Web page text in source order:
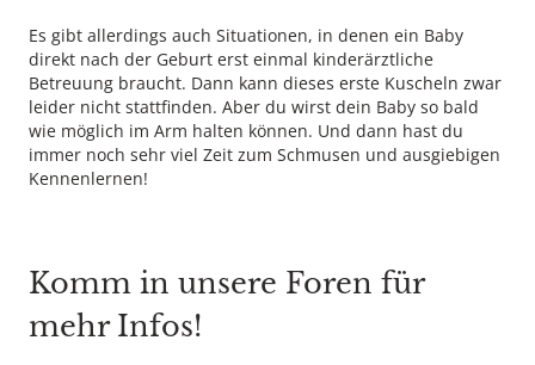
Es gibt allerdings auch Situationen, in denen ein Baby
direkt nach der Geburt erst einmal kinderärztliche
Betreuung braucht. Dann kann dieses erste Kuscheln zwar
leider nicht stattfinden. Aber du wirst dein Baby so bald
wie möglich im Arm halten können. Und dann hast du
immer noch sehr viel Zeit zum Schmusen und ausgiebigen
Kennenlernen!
Komm in unsere Foren für
mehr Infos!